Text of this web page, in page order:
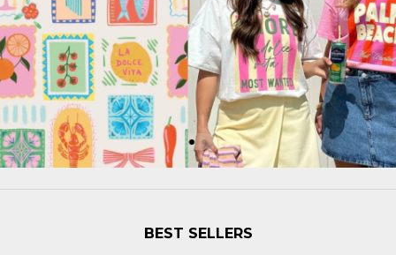
BEST SELLERS